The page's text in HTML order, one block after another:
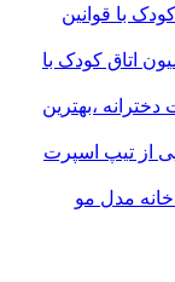
با قوانین
اتاق کودک با
،بهترین
از تیپ اسپرت
مدل مو